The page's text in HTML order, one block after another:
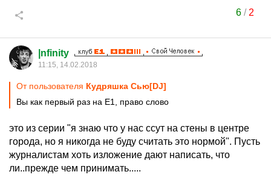
6/ 2
|nfinity
11:15, 14.02.2018
От пользователя Кудряшка Сью[DJ]
Вы как первый раз на Е1, право слово
это из серии "я знаю что у нас ссут на стены в центре
города, но я никогда не буду считать это нормой". Пусть
журналистам хоть изложение дают написать, что
ли..прежде чем принимать.....